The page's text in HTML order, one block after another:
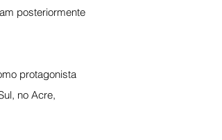
posteriormente
protagonista
no Acre,